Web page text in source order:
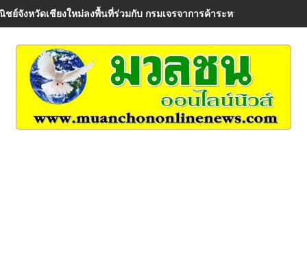
ย์จังหวัดเชียงใหม่ลงพื้นที่ร่วมกับ กรมเจรจาการค้าระหว่างประเทศ เพื่อ